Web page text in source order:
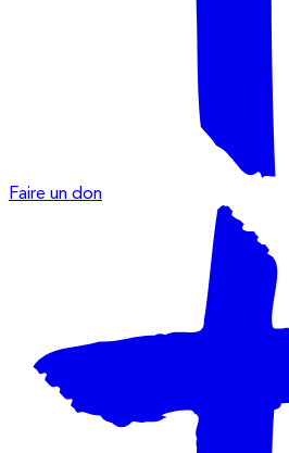
Faire un don